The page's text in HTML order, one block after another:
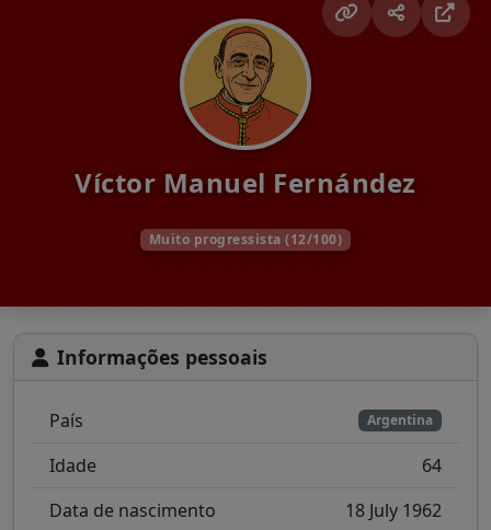
Víctor Manuel Fernández
Muito progressista (12/100)
Informações pessoais
País Argentina
Idade
64
Data de nascimento
18 July 1962